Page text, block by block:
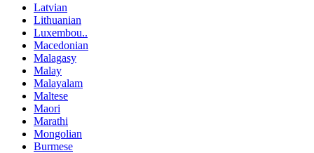
Latvian
Lithuanian
Luxembou..
Macedonian
Malagasy
Malay
Malayalam
Maltese
Maori
Marathi
Mongolian
Burmese